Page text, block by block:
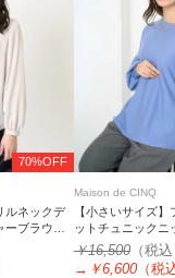
70%OFF
ルネックデ
ブラウス/
Maison de CINQ
【小さいサイズ
ットチュニックニ
￥16,500（税
→ ￥6,600（税